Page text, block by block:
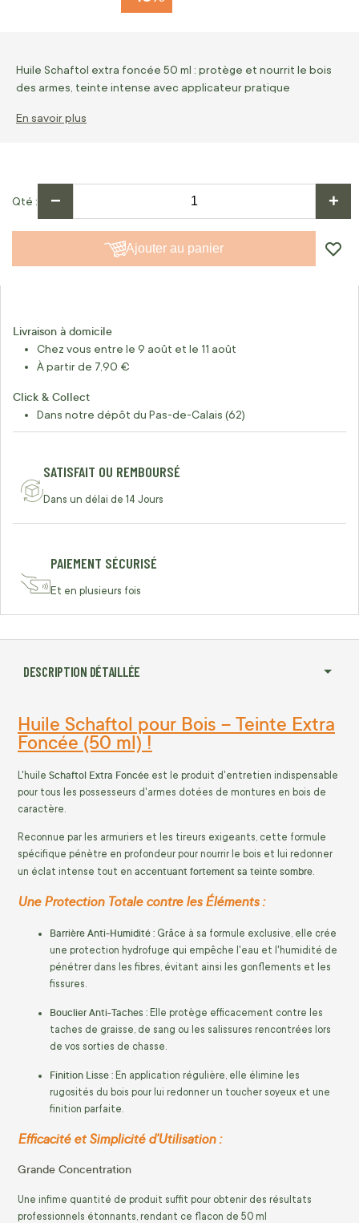
Huile Schaftol extra foncée 50 ml : protège et nourrit le bois
des armes, teinte intense avec applicateur pratique
En savoir plus
Qté − +
Ajouter au panier
Livraison à domicile
Chez vous entre le 9 août et le 11 août
À partir de 7,90 €
Click & Collect
Dans notre dépôt du Pas-de-Calais (62)
SATISFAIT OU REMBOURSÉ
Dans un délai de 14 Jours
PAIEMENT SÉCURISÉ
Et en plusieurs fois
DESCRIPTION DÉTAILLÉE
Huile Schaftol pour Bois – Teinte Extra
Foncée (50 ml) !
L'huile Schaftol Extra Foncée est le produit d'entretien indispensable
pour tous les possesseurs d'armes dotées de montures en bois de
caractère.
Reconnue par les armuriers et les tireurs exigeants, cette formule
spécifique pénètre en profondeur pour nourrir le bois et lui redonner
un éclat intense tout en accentuant fortement sa teinte sombre.
Une Protection Totale contre les Éléments :
Barrière Anti-Humidité : Grâce à sa formule exclusive, elle crée
une protection hydrofuge qui empêche l'eau et l'humidité de
pénétrer dans les fibres, évitant ainsi les gonflements et les
fissures.
Bouclier Anti-Taches : Elle protège efficacement contre les
taches de graisse, de sang ou les salissures rencontrées lors
de vos sorties de chasse.
Finition Lisse : En application régulière, elle élimine les
rugosités du bois pour lui redonner un toucher soyeux et une
finition parfaite.
Efficacité et Simplicité d'Utilisation :
Grande Concentration
Une infime quantité de produit suffit pour obtenir des résultats
professionnels étonnants, rendant ce flacon de 50 ml